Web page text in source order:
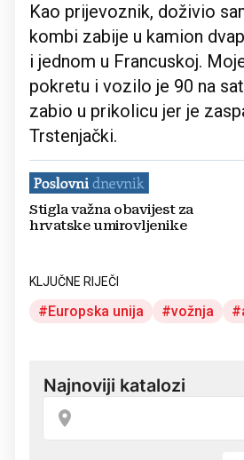
Kao prijevoznik, doživio
kombi zabije u kamion
i jednom u Francuskoj.
pokretu i vozilo je 90 na
zabio u prikolicu jer je
Trstenjački.
Stigla važna obavijest za
hrvatske umirovljenike
KLJUČNE RIJEČI
Europska unija vožnja